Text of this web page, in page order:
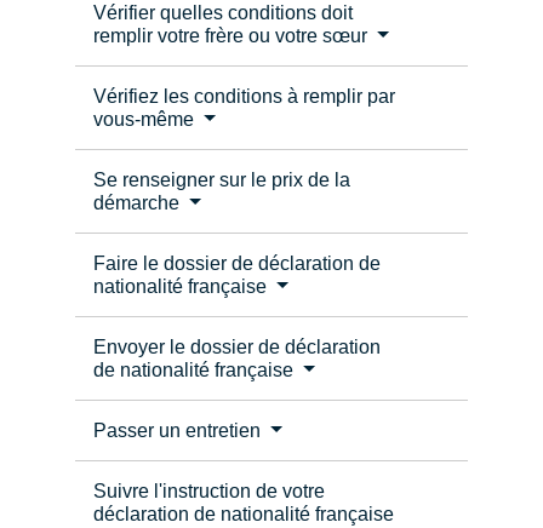
Vérifier quelles conditions doit
remplir votre frère ou votre sœur
Vérifiez les conditions à remplir par
vous-même
Se renseigner sur le prix de la
démarche
Faire le dossier de déclaration de
nationalité française
Envoyer le dossier de déclaration
de nationalité française
Passer un entretien
Suivre l'instruction de votre
déclaration de nationalité française